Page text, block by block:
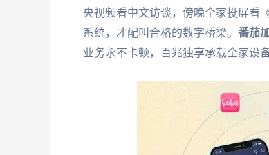
央视频看中文访谈，傍晚全家投屏
系统，才配叫合格的数字桥梁。 番茄
业务永不卡顿，百兆独享承载全家设